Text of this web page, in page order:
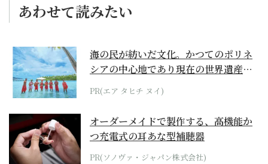
あわせて読みたい
海の民が紡いだ文化。かつてのポリネ
シアの中心地であり現在の世界遺産か
らみえてくる...
PR(エア タヒチ ヌイ)
オーダーメイドで製作する、高機能か
つ充電式の耳あな型補聴器
PR(ソノヴァ・ジャパン株式会社)